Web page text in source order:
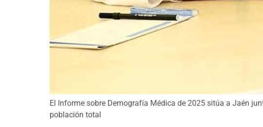
El Informe sobre Demografía Médica de 2025 sitúa a Jaén
población total